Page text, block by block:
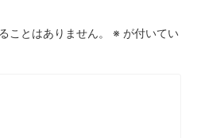
ことはありません。 ※ が付いてい